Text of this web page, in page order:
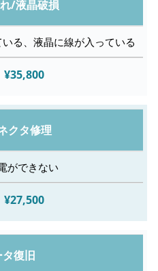
/液晶破損
る、液晶に線が入っている
¥35,800
クタ修理
ができない
¥27,500
タ復旧